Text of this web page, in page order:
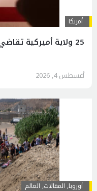
أمريكا
25 ولاية أميركية تقاضي ترامب لتجاوزه الصلاحيات
أغسطس 4, 2026
أوروبا, المقالات, العالم